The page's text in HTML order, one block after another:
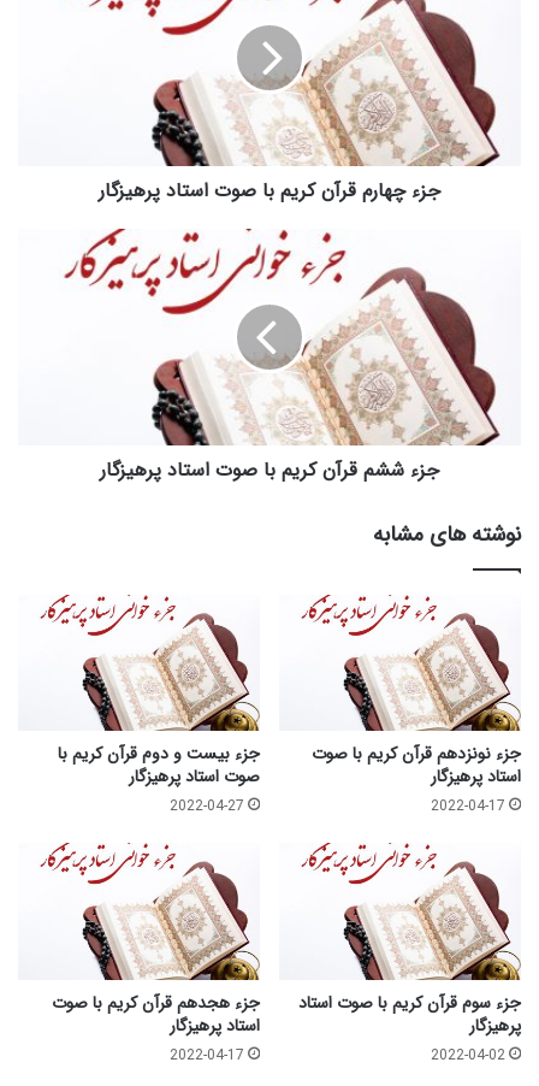
صوت
استاد
پرهیزگار
جزء چهارم قرآن کریم با صوت استاد پرهیزگار
صوت
استاد
پرهیزگار
جزء ششم قرآن کریم با صوت استاد پرهیزگار
نوشته های مشابه
جزء نونزدهم قرآن کریم با صوت
استاد پرهیزگار
2022-04-17
جزء بیست و دوم قرآن کریم با
صوت استاد پرهیزگار
2022-04-27
جزء سوم قرآن کریم با صوت استاد
پرهیزگار
2022-04-02
جزء هجدهم قرآن کریم با صوت
استاد پرهیزگار
2022-04-17